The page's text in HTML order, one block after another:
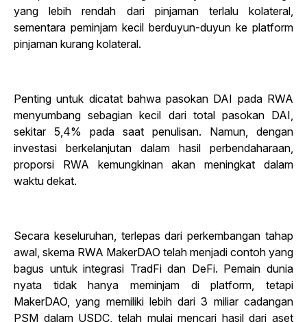
yang lebih rendah dari pinjaman terlalu kolateral,
sementara peminjam kecil berduyun-duyun ke platform
pinjaman kurang kolateral.
Penting untuk dicatat bahwa pasokan DAI pada RWA
menyumbang sebagian kecil dari total pasokan DAI,
sekitar 5,4% pada saat penulisan. Namun, dengan
investasi berkelanjutan dalam hasil perbendaharaan,
proporsi RWA kemungkinan akan meningkat dalam
waktu dekat.
Secara keseluruhan, terlepas dari perkembangan tahap
awal, skema RWA MakerDAO telah menjadi contoh yang
bagus untuk integrasi TradFi dan DeFi. Pemain dunia
nyata tidak hanya meminjam di platform, tetapi
MakerDAO, yang memiliki lebih dari 3 miliar cadangan
PSM dalam USDC, telah mulai mencari hasil dari aset